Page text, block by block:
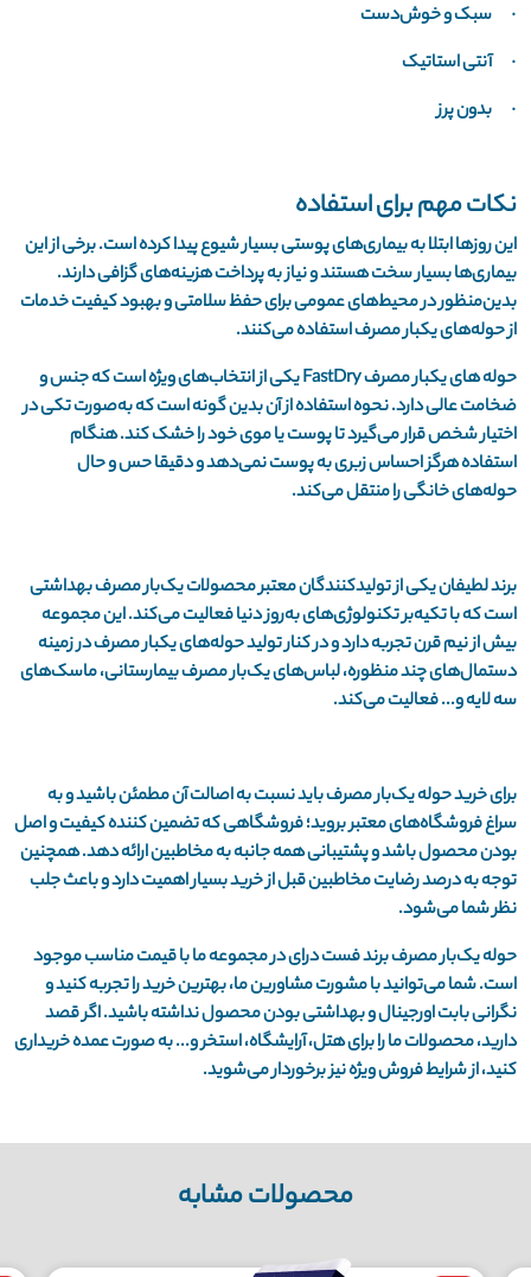
· سبک و خوش‌دست
· آنتی استاتیک
· بدون پرز
نکات مهم برای استفاده
این روزها ابتلا به بیماری‌های پوستی بسیار شیوع پیدا کرده است. برخی از این
بیماری‌ها بسیار سخت هستند و نیاز به پرداخت هزینه‌های گزافی دارند.
بدین‌منظور در محیط‌های عمومی برای حفظ سلامتی و بهبود کیفیت خدمات
از حوله‌های یکبار مصرف استفاده می‌کنند.
حوله های یکبار مصرف FastDry یکی از انتخاب‌های ویژه است که جنس و
ضخامت عالی دارد. نحوه استفاده از آن بدین گونه است که به‌صورت تکی در
اختیار شخص قرار می‌گیرد تا پوست یا موی خود را خشک کند. هنگام
استفاده هرگز احساس زبری به پوست نمی‌دهد و دقیقا حس و حال
حوله‌های خانگی را منتقل می‌کند.
برند لطیفان یکی از تولیدکنندگان معتبر محصولات یک‌بار مصرف بهداشتی
است که با تکیه‌بر تکنولوژی‌های به‌روز دنیا فعالیت می‌کند. این مجموعه
بیش از نیم قرن تجربه دارد و در کنار تولید حوله‌های یکبار مصرف در زمینه
دستمال‌های چند منظوره، لباس‌های یک‌بار مصرف بیمارستانی، ماسک‌های
سه لایه و... فعالیت می‌کند.
برای خرید حوله یک‌بار مصرف باید نسبت به اصالت آن مطمئن باشید و به
سراغ فروشگاه‌های معتبر بروید؛ فروشگاهی که تضمین کننده کیفیت و اصل
بودن محصول باشد و پشتیبانی همه جانبه به مخاطبین ارائه دهد. همچنین
توجه به درصد رضایت مخاطبین قبل از خرید بسیار اهمیت دارد و باعث جلب
نظر شما می‌شود.
حوله یک‌بار مصرف برند فست درای در مجموعه ما با قیمت مناسب موجود
است. شما می‌توانید با مشورت مشاورین ما، بهترین خرید را تجربه کنید و
نگرانی بابت اورجینال و بهداشتی بودن محصول نداشته باشید. اگر قصد
دارید، محصولات ما را برای هتل، آرایشگاه، استخر و... به صورت عمده خریداری
کنید، از شرایط فروش ویژه نیز برخوردار می‌شوید.
محصولات مشابه